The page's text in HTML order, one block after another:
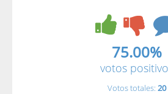
75.00%
votos
Votos totales: 20